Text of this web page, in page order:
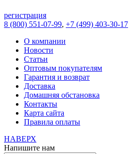
регистрация
8 (800) 551-07-99, +7 (499) 403-30-17
О компании
Новости
Статьи
Оптовым покупателям
Гарантия и возврат
Доставка
Домашняя обстановка
Контакты
Карта сайта
Правила оплаты
НАВЕРХ
Напишите нам